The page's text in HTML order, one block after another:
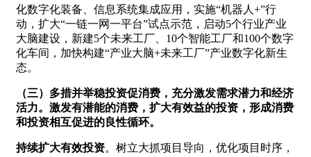
化数字化装备、信息系统集成应用，实施“机器人+”行
动，扩大“一链一网一平台”试点示范，启动5个行业产业
大脑建设，新建5个未来工厂、10个智能工厂和100个数字
化车间，加快构建“产业大脑+未来工厂”产业数字化新生
态。
（三）多措并举稳投资促消费，充分激发需求潜力和经济
活力。 激发有潜能的消费，扩大有效益的投资，形成消费
和投资相互促进的良性循环。
持续扩大有效投资。树立大抓项目导向，优化项目时序，